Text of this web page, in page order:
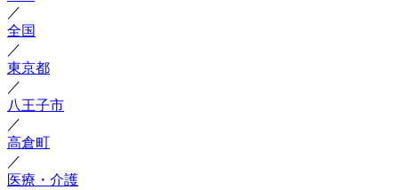
／
全国
／
東京都
／
八王子市
／
高倉町
／
医療・介護